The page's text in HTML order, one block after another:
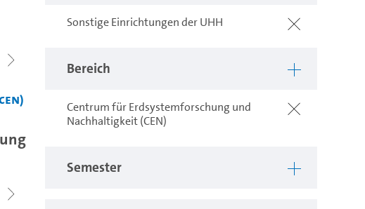
Sonstige Einrichtungen der UHH
Bereich
Centrum für Erdsystemforschung und
Nachhaltigkeit (CEN)
Semester